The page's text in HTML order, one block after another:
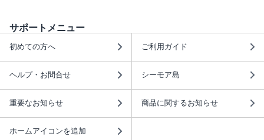
サポートメニュー
初めての方へ ご利用ガイド
ヘルプ・お問合せ シーモア島
重要なお知らせ 商品に関するお知らせ
ホームアイコンを追加